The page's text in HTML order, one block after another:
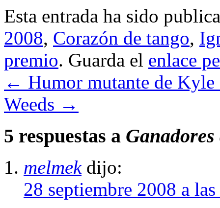
Esta entrada ha sido
2008, Corazón de tango,
premio. Guarda el enlace
← Humor mutante de Kyle
Weeds →
5 respuestas a
melmek dijo:
28 septiembre 2008 a